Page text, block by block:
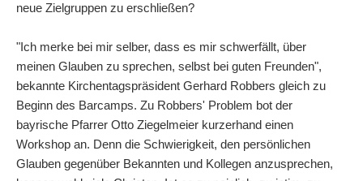
neue Zielgruppen zu erschließen?
"Ich merke bei mir selber, dass es mir schwerfällt, über
meinen Glauben zu sprechen, selbst bei guten Freunden",
bekannte Kirchentagspräsident Gerhard Robbers gleich zu
Beginn des Barcamps. Zu Robbers' Problem bot der
bayrische Pfarrer Otto Ziegelmeier kurzerhand einen
Workshop an. Denn die Schwierigkeit, den persönlichen
Glauben gegenüber Bekannten und Kollegen anzusprechen,